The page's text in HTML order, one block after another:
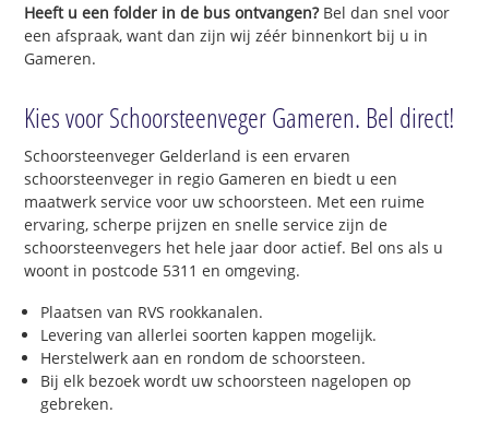
Heeft u een folder in de bus ontvangen?Bel dan snel voor
een afspraak, want dan zijn wij zéér binnenkort bij u in
Gameren.
Kies voor Schoorsteenveger Gameren. Bel direct!
Schoorsteenveger Gelderland is een ervaren
schoorsteenveger in regio Gameren en biedt u een
maatwerk service voor uw schoorsteen. Met een ruime
ervaring, scherpe prijzen en snelle service zijn de
schoorsteenvegers het hele jaar door actief. Bel ons als u
woont in postcode 5311 en omgeving.
Plaatsen van RVS rookkanalen.
Levering van allerlei soorten kappen mogelijk.
Herstelwerk aan en rondom de schoorsteen.
Bij elk bezoek wordt uw schoorsteen nagelopen op
gebreken.